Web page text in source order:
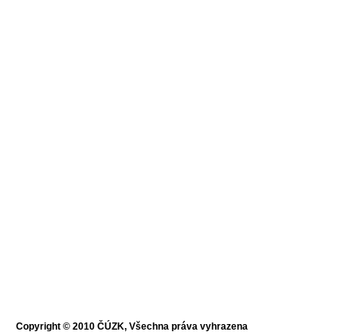
Copyright © 2010 ČÚZK, Všechna práva vyhrazena